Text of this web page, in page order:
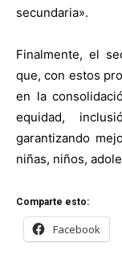
secundaria».
Finalmente, el
que, con estos
en la
equidad,
garantizando
niñas, niños,
Comparte esto:
Facebook